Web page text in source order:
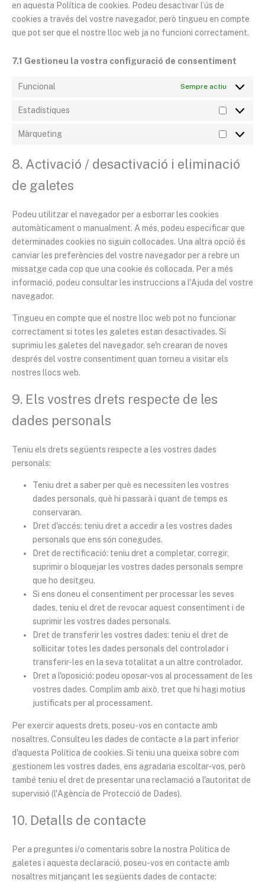
en aquesta Política de cookies. Podeu desactivar l’ús de
cookies a través del vostre navegador, però tingueu en compte
que pot ser que el nostre lloc web ja no funcioni correctament.
7.1 Gestioneu la vostra configuració de consentiment
Funcional Sempre actiu
Estadístiques
Màrqueting
8. Activació / desactivació i eliminació
de galetes
Podeu utilitzar el navegador per a esborrar les cookies
automàticament o manualment. A més, podeu especificar que
determinades cookies no siguin col·locades. Una altra opció és
canviar les preferències del vostre navegador per a rebre un
missatge cada cop que una cookie és col·locada. Per a més
informació, podeu consultar les instruccions a l'Ajuda del vostre
navegador.
Tingueu en compte que el nostre lloc web pot no funcionar
correctament si totes les galetes estan desactivades. Si
suprimiu les galetes del navegador, se'n crearan de noves
després del vostre consentiment quan torneu a visitar els
nostres llocs web.
9. Els vostres drets respecte de les
dades personals
Teniu els drets següents respecte a les vostres dades
personals:
Teniu dret a saber per què es necessiten les vostres
dades personals, què hi passarà i quant de temps es
conservaran.
Dret d'accés: teniu dret a accedir a les vostres dades
personals que ens són conegudes.
Dret de rectificació: teniu dret a completar, corregir,
suprimir o bloquejar les vostres dades personals sempre
que ho desitgeu.
Si ens doneu el consentiment per processar les seves
dades, teniu el dret de revocar aquest consentiment i de
suprimir les vostres dades personals.
Dret de transferir les vostres dades: teniu el dret de
sol·licitar totes les dades personals del controlador i
transferir-les en la seva totalitat a un altre controlador.
Dret a l'oposició: podeu oposar-vos al processament de les
vostres dades. Complim amb això, tret que hi hagi motius
justificats per al processament.
Per exercir aquests drets, poseu-vos en contacte amb
nosaltres. Consulteu les dades de contacte a la part inferior
d'aquesta Política de cookies. Si teniu una queixa sobre com
gestionem les vostres dades, ens agradaria escoltar-vos, però
també teniu el dret de presentar una reclamació a l'autoritat de
supervisió (l'Agència de Protecció de Dades).
10. Detalls de contacte
Per a preguntes i/o comentaris sobre la nostra Política de
galetes i aquesta declaració, poseu-vos en contacte amb
nosaltres mitjançant les següents dades de contacte: